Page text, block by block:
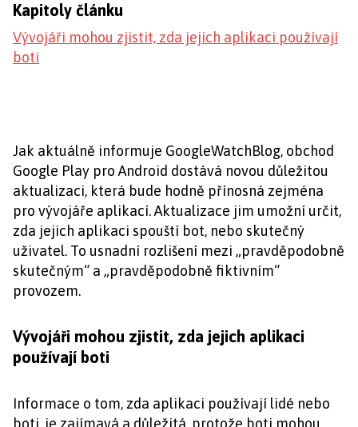
Kapitoly článku
Vývojáři mohou zjistit, zda jejich aplikaci používají
boti
Jak aktuálně informuje GoogleWatchBlog, obchod
Google Play pro Android dostává novou důležitou
aktualizaci, která bude hodně přínosná zejména
pro vývojáře aplikací. Aktualizace jim umožní určit,
zda jejich aplikaci spouští bot, nebo skutečný
uživatel. To usnadní rozlišení mezi „pravděpodobně
skutečným“ a „pravděpodobně fiktivním“
provozem.
Vývojáři mohou zjistit, zda jejich aplikaci
používají boti
Informace o tom, zda aplikaci používají lidé nebo
boti, je zajímavá a důležitá, protože boti mohou